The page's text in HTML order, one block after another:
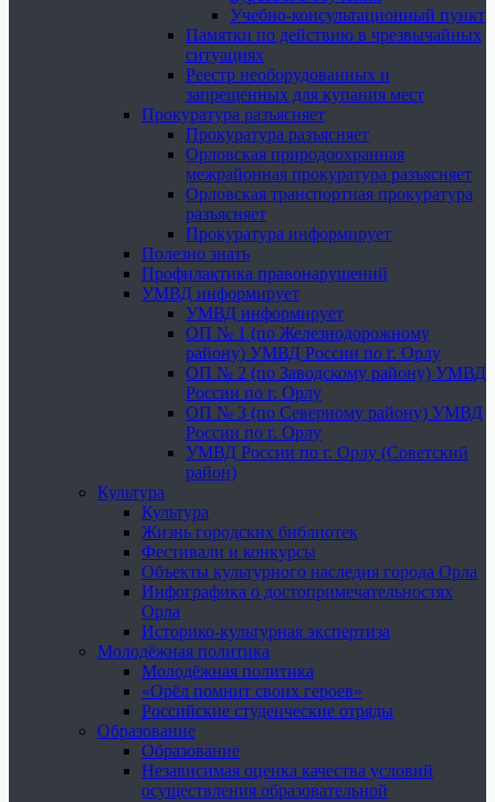
Учебно-консультационный пункт
Памятки по действию в чрезвычайных
ситуациях
Реестр необорудованных и
запрещенных для купания мест
Прокуратура разъясняет
Прокуратура разъясняет
Орловская природоохранная
межрайонная прокуратура разъясняет
Орловская транспортная прокуратура
разъясняет
Прокуратура информирует
Полезно знать
Профилактика правонарушений
УМВД информирует
УМВД информирует
ОП № 1 (по Железнодорожному
району) УМВД России по г. Орлу
ОП № 2 (по Заводскому району) УМВД
России по г. Орлу
ОП № 3 (по Северному району) УМВД
России по г. Орлу
УМВД России по г. Орлу (Советский
район)
Культура
Культура
Жизнь городских библиотек
Фестивали и конкурсы
Объекты культурного наследия города Орла
Инфографика о достопримечательностях
Орла
Историко-культурная экспертиза
Молодёжная политика
Молодёжная политика
«Орёл помнит своих героев»
Российские студенческие отряды
Образование
Образование
Независимая оценка качества условий
осуществления образовательной